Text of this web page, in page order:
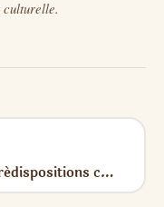
culturelle.
Les races de chiens et leurs prédispositions comportementales : l’héritage de leurs fonctions d’origine